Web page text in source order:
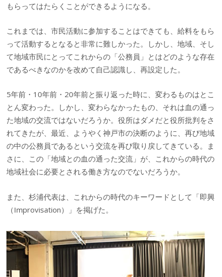
もらってはたらくことができるようになる。
これまでは、市民活動に参加することはできても、給料をもら
って活動するとなると非常に難しかった。しかし、地域、そし
て地域市民にとってこれからの「公務員」とはどのような存在
であるべきなのかを改めて自己認識し、再設定した。
5年前・10年前・20年前と振り返った時に、変わるものはとこ
とん変わった。しかし、変わらなかったもの、それは血の通っ
た地域の交流ではないだろうか。役所はダメだと役所批判をさ
れてきたが、最近、ようやく神戸市の決断のように、再び地域
の中の公務員であるという交流を再び取り戻してきている。ま
さに、この「地域との血の通った交流」が、これからの時代の
地域社会に必要とされる働き方なのでないだろうか。
また、杉浦代表は、これからの時代のキーワードとして「即興
（Improvisation）」を掲げた。